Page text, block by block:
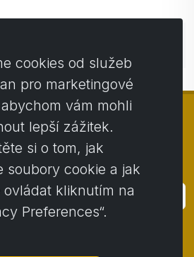
2014 - 2026 Activstar
cookies od služeb
pro marketingové
vám mohli
lepší zážitek.
si o tom, jak
soubory cookie a jak
ovládat kliknutím na
Preferences“.